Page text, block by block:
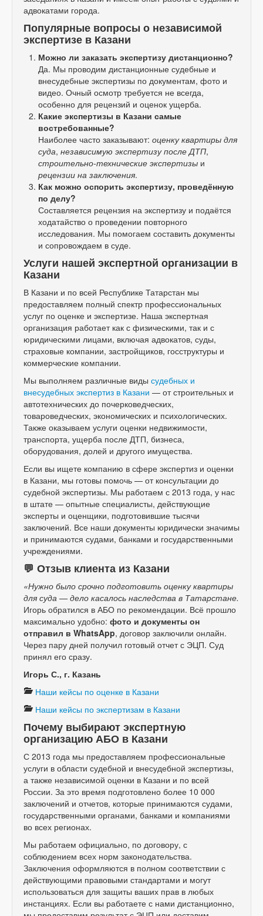
адвокатами города.
Популярные вопросы о независимой
экспертизе в Казани
Можно ли заказать экспертизу дистанционно?
Да. Мы проводим дистанционные судебные и
внесудебные экспертизы по документам, фото и
видео. Очный осмотр требуется не всегда,
особенно для рецензий и оценок ущерба.
Какие экспертизы в Казани самые
востребованные?
Наиболее часто заказывают: оценку квартиры для
суда, независимую экспертизу после ДТП,
строительно-технические экспертизы и
рецензии на заключения.
Как можно оспорить экспертизу, проведённую
по делу?
Составляется рецензия на экспертизу и подаётся
ходатайство о проведении повторного
исследования. Мы помогаем составить документы
и сопровождаем в суде.
Услуги нашей экспертной организации в
Казани
В Казани и по всей Республике Татарстан мы
предоставляем полный спектр профессиональных
услуг по оценке и экспертизе. Наша экспертная
организация работает как с физическими, так и с
юридическими лицами, включая адвокатов, суды,
страховые компании, застройщиков, госструктуры и
коммерческие компании.
Мы выполняем различные виды судебных и
внесудебных экспертиз в Казани — от строительных и
автотехнических до почерковедческих,
товароведческих, экономических и психологических.
Также оказываем услуги оценки недвижимости,
транспорта, ущерба после ДТП, бизнеса,
оборудования, долей и другого имущества.
Если вы ищете компанию в сфере экспертиз и оценки
в Казани, мы готовы помочь — от консультации до
судебной экспертизы. Мы работаем с 2013 года, у нас
в штате — опытные специалисты, действующие
эксперты и оценщики, подготовившие тысячи
заключений. Все наши документы юридически значимы
и принимаются судами, банками и государственными
учреждениями.
💬 Отзыв клиента из Казани
«Нужно было срочно подготовить оценку квартиры
для суда — дело касалось наследства в Татарстане.
Игорь обратился в АБО по рекомендации. Всё прошло
максимально удобно: фото и документы он
отправил в WhatsApp, договор заключили онлайн.
Через пару дней получил готовый отчет с ЭЦП. Суд
принял его сразу.
Игорь С., г. Казань
Наши кейсы по оценке в Казани
Наши кейсы по экспертизам в Казани
Почему выбирают экспертную
организацию АБО в Казани
С 2013 года мы предоставляем профессиональные
услуги в области судебной и внесудебной экспертизы,
а также независимой оценки в Казани и по всей
России. За это время подготовлено более 10 000
заключений и отчетов, которые принимаются судами,
государственными органами, банками и компаниями
во всех регионах.
Мы работаем официально, по договору, с
соблюдением всех норм законодательства.
Заключения оформляются в полном соответствии с
действующими правовыми стандартами и могут
использоваться для защиты ваших прав в любых
инстанциях. Если вы работаете с нами дистанционно,